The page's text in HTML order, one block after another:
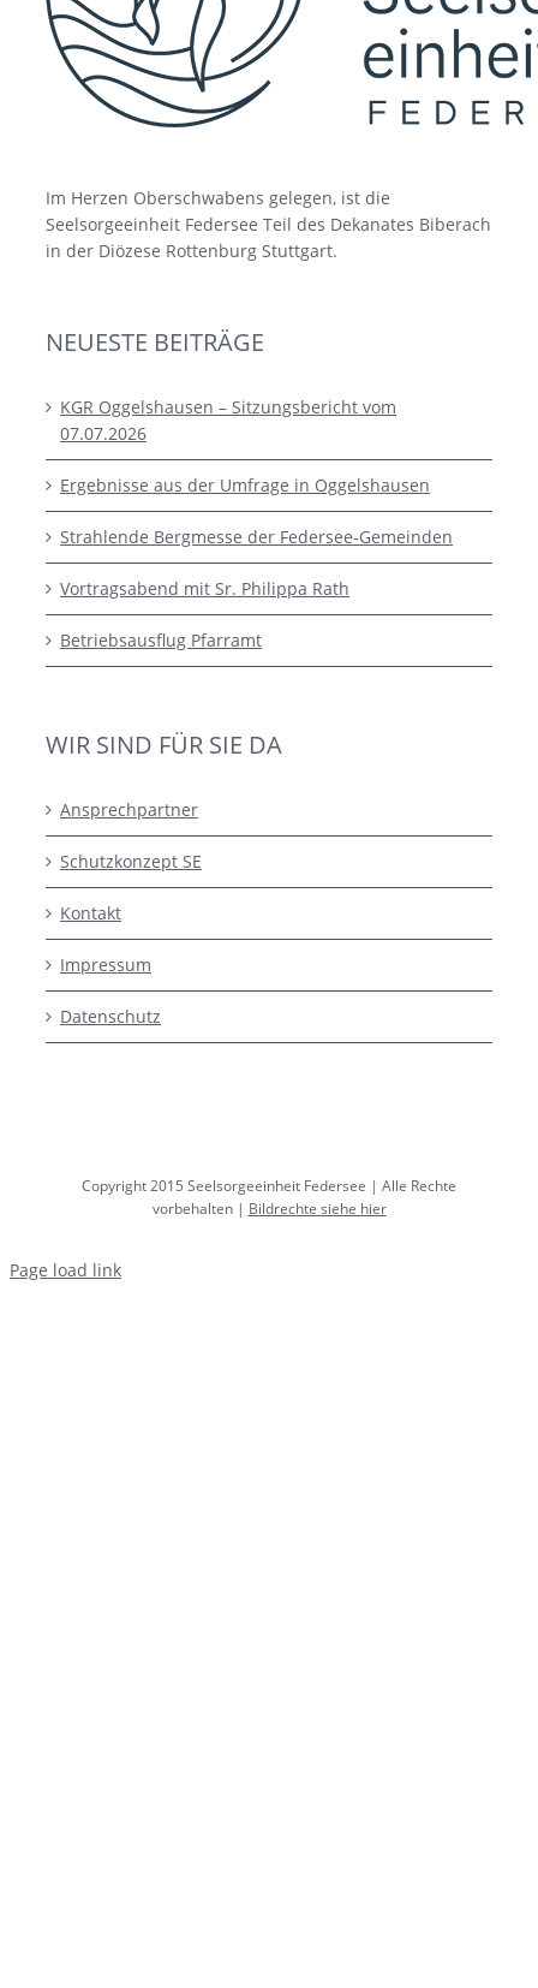
Im Herzen Oberschwabens gelegen, ist die
Seelsorgeeinheit Federsee Teil des Dekanates Biberach
in der Diözese Rottenburg Stuttgart.
NEUESTE BEITRÄGE
KGR Oggelshausen – Sitzungsbericht vom
07.07.2026
Ergebnisse aus der Umfrage in Oggelshausen
Strahlende Bergmesse der Federsee-Gemeinden
Vortragsabend mit Sr. Philippa Rath
Betriebsausflug Pfarramt
WIR SIND FÜR SIE DA
Ansprechpartner
Schutzkonzept SE
Kontakt
Impressum
Datenschutz
Copyright 2015 Seelsorgeeinheit Federsee | Alle Rechte
vorbehalten | Bildrechte siehe hier
Page load link